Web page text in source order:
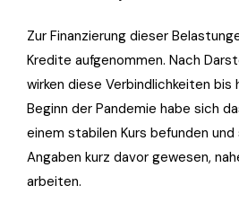
Zur Finanzierung dieser
Kredite aufgenommen. Nach
wirken diese Verbindlichkeiten bis
Beginn der Pandemie habe sich
einem stabilen Kurs befunden
Angaben kurz davor gewesen,
arbeiten.